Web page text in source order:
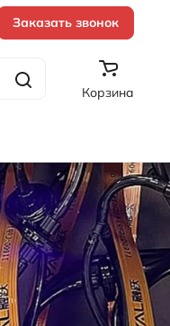
Заказать звонок
Корзина